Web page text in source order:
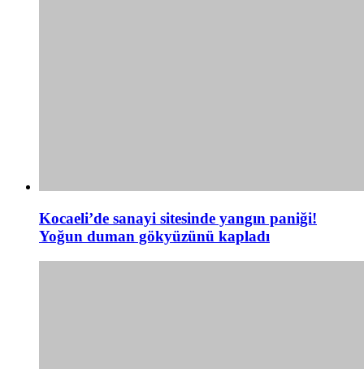
Kocaeli’de sanayi sitesinde yangın paniği!
Yoğun duman gökyüzünü kapladı